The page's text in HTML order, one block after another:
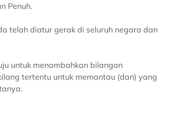
Penuh.
telah diatur gerak di seluruh negara dan
untuk menambahkan bilangan
tertentu untuk memantau (dan) yang